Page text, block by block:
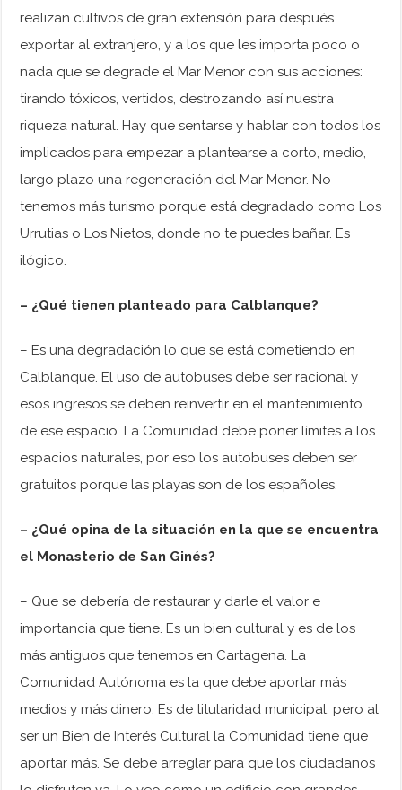
realizan cultivos de gran extensión para después
exportar al extranjero, y a los que les importa poco o
nada que se degrade el Mar Menor con sus acciones:
tirando tóxicos, vertidos, destrozando así nuestra
riqueza natural. Hay que sentarse y hablar con todos los
implicados para empezar a plantearse a corto, medio,
largo plazo una regeneración del Mar Menor. No
tenemos más turismo porque está degradado como Los
Urrutias o Los Nietos, donde no te puedes bañar. Es
ilógico.
– ¿Qué tienen planteado para Calblanque?
– Es una degradación lo que se está cometiendo en
Calblanque. El uso de autobuses debe ser racional y
esos ingresos se deben reinvertir en el mantenimiento
de ese espacio. La Comunidad debe poner límites a los
espacios naturales, por eso los autobuses deben ser
gratuitos porque las playas son de los españoles.
– ¿Qué opina de la situación en la que se encuentra
el Monasterio de San Ginés?
– Que se debería de restaurar y darle el valor e
importancia que tiene. Es un bien cultural y es de los
más antiguos que tenemos en Cartagena. La
Comunidad Autónoma es la que debe aportar más
medios y más dinero. Es de titularidad municipal, pero al
ser un Bien de Interés Cultural la Comunidad tiene que
aportar más. Se debe arreglar para que los ciudadanos